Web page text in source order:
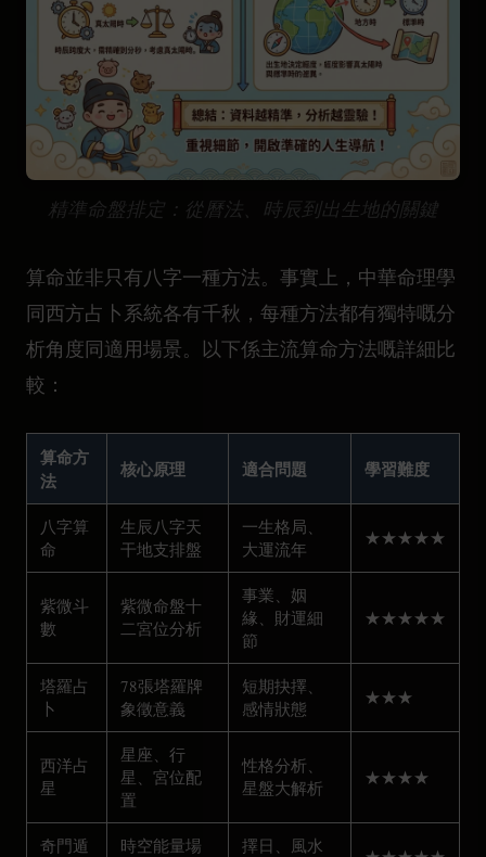
精準命盤排定：從曆法、時辰到出生地的關鍵
算命並非只有八字一種方法。事實上，中華命理學
同西方占卜系統各有千秋，每種方法都有獨特嘅分
析角度同適用場景。以下係主流算命方法嘅詳細比
較：
算命方
法
核心原理 適合問題 學習難度
八字算
命
生辰八字天
干地支排盤
一生格局、
大運流年
★★★★★
紫微斗
數
紫微命盤十
二宮位分析
事業、姻
緣、財運細
節
★★★★★
塔羅占
卜
78張塔羅牌
象徵意義
短期抉擇、
感情狀態
★★★
西洋占
星
星座、行
星、宮位配
置
性格分析、
星盤大解析
★★★★
奇門遁
時空能量場
擇日、風水